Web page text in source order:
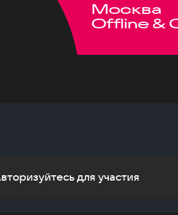
Москва
Offline &
для участия